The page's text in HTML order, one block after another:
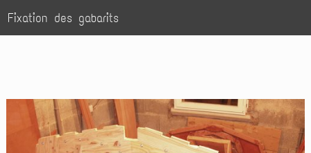
Fixation des gabarits